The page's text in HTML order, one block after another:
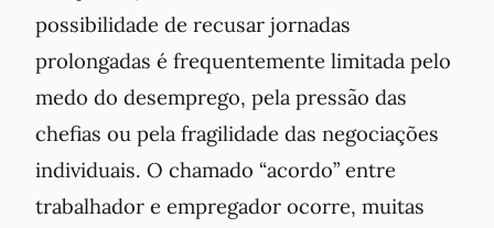
possibilidade de recusar jornadas
prolongadas é frequentemente limitada pelo
medo do desemprego, pela pressão das
chefias ou pela fragilidade das negociações
individuais. O chamado “acordo” entre
trabalhador e empregador ocorre, muitas